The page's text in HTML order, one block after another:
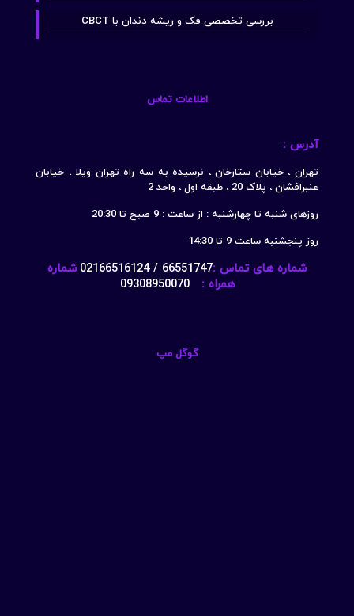
بررسی تخصصی فک و ریشه دندان با CBCT
اطلاعات تماس
آدرس :
تهران ، خیابان ستارخان ، نرسیده به سه راه تهران ویلا ، خیابان
عنبرافشان ، پلاک 20 ، طبقه اول ، واحد 2
روزهای شنبه تا چهارشنبه : از ساعت : 9 صبح تا 20:30
روز پنجشنبه ساعت 9 تا 14:30
شماره های تماس :66551747 / 02166516124
شماره
همراه :
09308950070
گوگل مپ